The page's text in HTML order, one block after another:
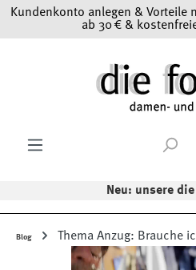
Zum Hauptinhalt springen
Kundenkonto anlegen & Vorteile
ab 30 € &
Neu: unsere
Blog Thema Anzug: Brauche